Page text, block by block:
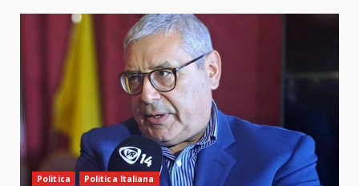
Politica Politica Italiana